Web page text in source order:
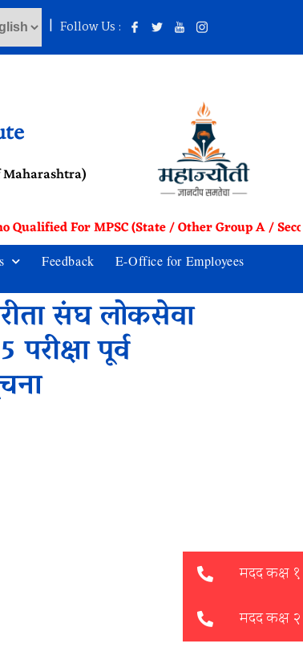
| Follow Us :
Maharashtra)
For MPSC (State / Other Group A /
Feedback
E-Office for Employees
संघ लोकसेवा
पूर्व